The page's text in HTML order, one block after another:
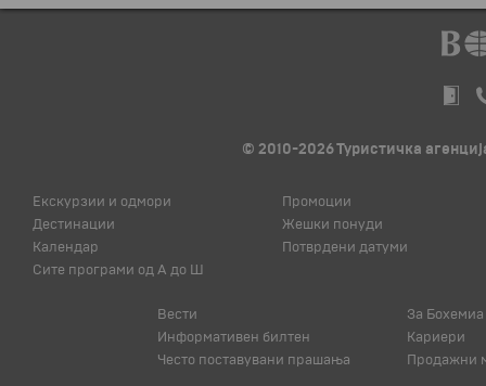
© 2010-2026 Туристичка
Екскурзии и одмори
Дестинации
Календар
Сите програми од А до Ш
Промоции
Жешки понуди
Потврдени датуми
Вести
Информативен билтен
Често поставувани прашања
За Бохемиа
Кариери
Продажни